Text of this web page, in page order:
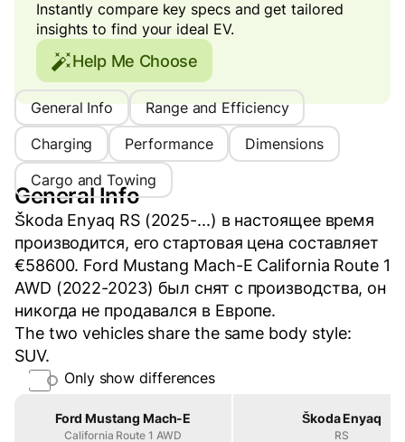
Instantly compare key specs and get tailored
insights to find your ideal EV.
Help Me Choose
General Info
Range and Efficiency
Charging
Performance
Dimensions
Cargo and Towing
General Info
Škoda Enyaq RS (2025-...) в настоящее время
производится, его стартовая цена составляет
€58600. Ford Mustang Mach-E California Route 1
AWD (2022-2023) был снят с производства, он
никогда не продавался в Европе.
The two vehicles share the same body style:
SUV.
Only show differences
Ford Mustang Mach-E
California Route 1 AWD
Škoda Enyaq
RS